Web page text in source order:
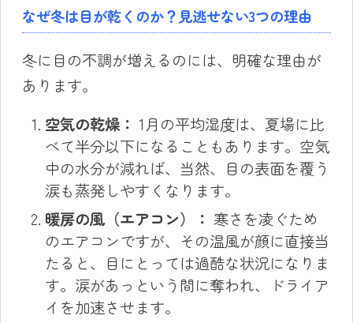
なぜ冬は目が乾くのか？見逃せない3つの理由
冬に目の不調が増えるのには、明確な理由が
あります。
空気の乾燥： 1月の平均湿度は、夏場に比
べて半分以下になることもあります。空気
中の水分が減れば、当然、目の表面を覆う
涙も蒸発しやすくなります。
暖房の風（エアコン）： 寒さを凌ぐため
のエアコンですが、その温風が顔に直接当
たると、目にとっては過酷な状況になりま
す。涙があっという間に奪われ、ドライア
イを加速させます。